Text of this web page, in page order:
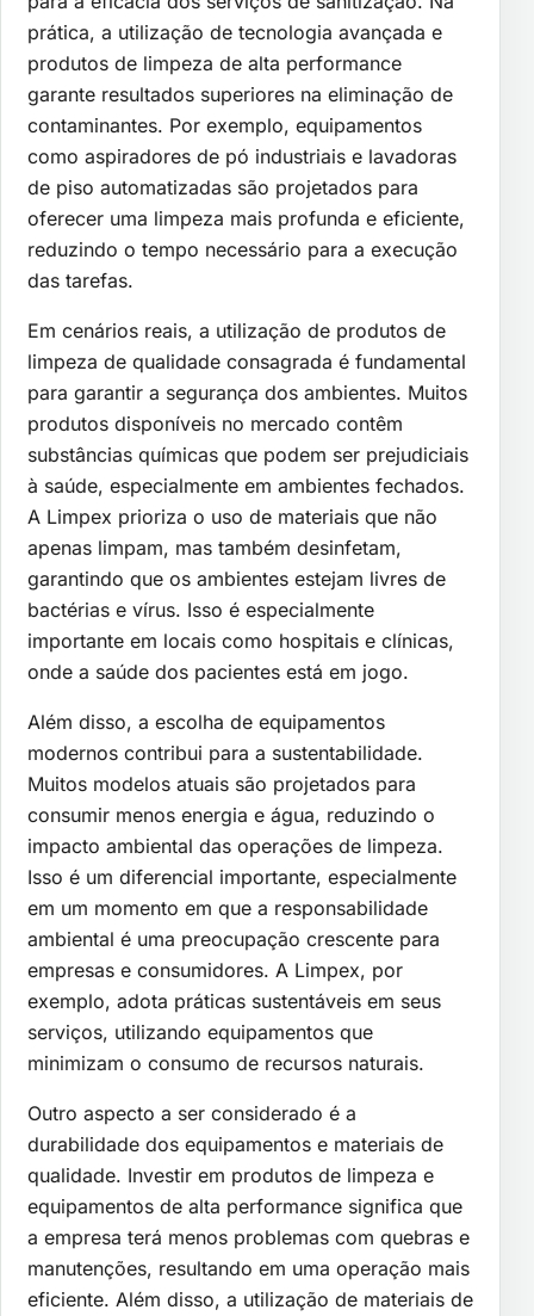
prática, a utilização de tecnologia avançada e
produtos de limpeza de alta performance
garante resultados superiores na eliminação de
contaminantes. Por exemplo, equipamentos
como aspiradores de pó industriais e lavadoras
de piso automatizadas são projetados para
oferecer uma limpeza mais profunda e eficiente,
reduzindo o tempo necessário para a execução
das tarefas.
Em cenários reais, a utilização de produtos de
limpeza de qualidade consagrada é fundamental
para garantir a segurança dos ambientes. Muitos
produtos disponíveis no mercado contêm
substâncias químicas que podem ser prejudiciais
à saúde, especialmente em ambientes fechados.
A Limpex prioriza o uso de materiais que não
apenas limpam, mas também desinfetam,
garantindo que os ambientes estejam livres de
bactérias e vírus. Isso é especialmente
importante em locais como hospitais e clínicas,
onde a saúde dos pacientes está em jogo.
Além disso, a escolha de equipamentos
modernos contribui para a sustentabilidade.
Muitos modelos atuais são projetados para
consumir menos energia e água, reduzindo o
impacto ambiental das operações de limpeza.
Isso é um diferencial importante, especialmente
em um momento em que a responsabilidade
ambiental é uma preocupação crescente para
empresas e consumidores. A Limpex, por
exemplo, adota práticas sustentáveis em seus
serviços, utilizando equipamentos que
minimizam o consumo de recursos naturais.
Outro aspecto a ser considerado é a
durabilidade dos equipamentos e materiais de
qualidade. Investir em produtos de limpeza e
equipamentos de alta performance significa que
a empresa terá menos problemas com quebras e
manutenções, resultando em uma operação mais
eficiente. Além disso, a utilização de materiais de